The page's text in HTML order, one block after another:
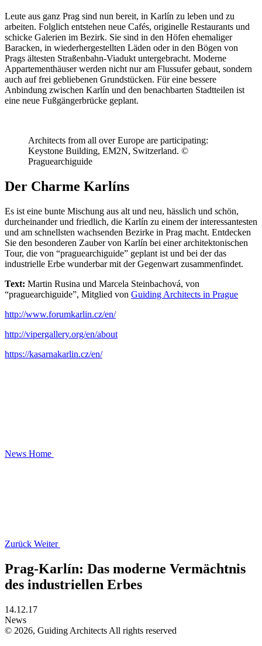
Leute aus ganz Prag sind nun bereit, in Karlín zu leben und zu
arbeiten. Folglich entstehen neue Cafés, originelle Restaurants und
schicke Galerien im Bezirk. Sie sind in den Höfen ehemaliger
Baracken, in wiederhergestellten Läden oder in den Bögen von
Prags ältesten Straßenbahn-Viadukt untergebracht. Moderne
Appartementhäuser werden nicht nur am Flussufer gebaut, sondern
auch auf frei gebliebenen Grundstücken. Für eine bessere
Anbindung zwischen Karlín und den benachbarten Stadtteilen ist
eine neue Fußgängerbrücke geplant.
Architects from all over Europe are participating:
Keystone Building, EM2N, Switzerland. ©
Praguearchiguide
Der Charme Karlíns
Es ist eine bunte Mischung aus alt und neu, hässlich und schön,
durcheinander und friedlich, die Karlín zu einem der interessantesten
und am schnellsten wachsenden Bezirke in Prag macht. Entdecken
Sie den besonderen Zauber von Karlín bei einer architektonischen
Tour, die von “praguearchiguide” geplant ist und bei der das
industrielle Erbe wunderbar mit der Gegenwart zusammenfindet.
Text: Martin Rusina und Marcela Steinbachová, von
“praguearchiguide”, Mitglied von Guiding Architects in Prague
http://www.forumkarlin.cz/en/
http://vipergallery.org/en/about
https://kasarnakarlin.cz/en/
News Home
Zurück Weiter
Prag-Karlín: Das moderne Vermächtnis
des industriellen Erbes
14.12.17
News
© 2026, Guiding Architects All rights reserved